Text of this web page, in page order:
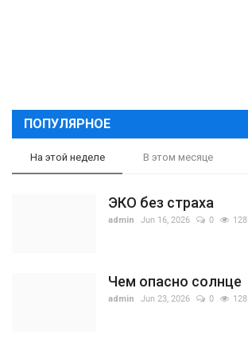
ПОПУЛЯРНОЕ
На этой неделе В этом месяце
ЭКО без страха
admin Jun 16, 2026 0 128
Чем опасно солнце
admin Jun 23, 2026 0 128